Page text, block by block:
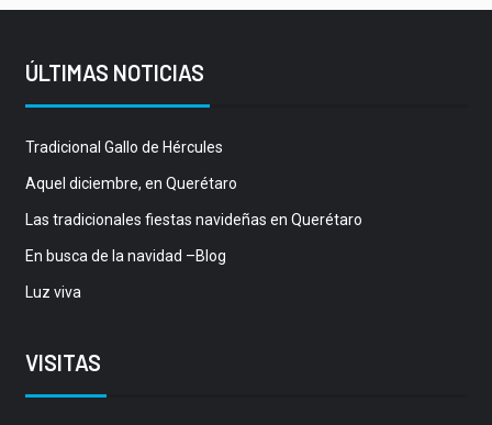
ÚLTIMAS NOTICIAS
Tradicional Gallo de Hércules
Aquel diciembre, en Querétaro
Las tradicionales fiestas navideñas en Querétaro
En busca de la navidad –Blog
Luz viva
VISITAS